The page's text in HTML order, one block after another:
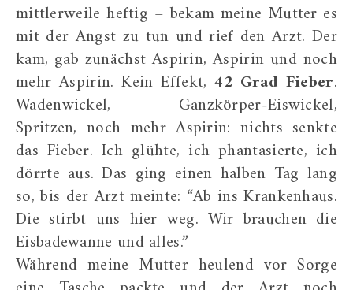
mittlerweile heftig – bekam meine Mutter es
mit der Angst zu tun und rief den Arzt. Der
kam, gab zunächst Aspirin, Aspirin und noch
mehr Aspirin. Kein Effekt,42 Grad Fieber.
Wadenwickel, Ganzkörper-Eiswickel,
Spritzen, noch mehr Aspirin: nichts senkte
das Fieber. Ich glühte, ich phantasierte, ich
dörrte aus. Das ging einen halben Tag lang
so, bis der Arzt meinte: “Ab ins Krankenhaus.
Die stirbt uns hier weg. Wir brauchen die
Eisbadewanne und alles.”
Während meine Mutter heulend vor Sorge